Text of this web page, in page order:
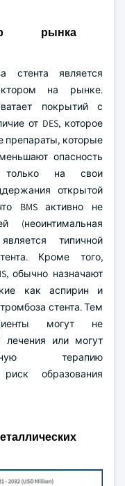
рынка
стента является
на рынке.
покрытий с
от DES, которое
препараты, которые
опасность
только на свои
открытой
BMS активно не
(неоинтимальная
типичной
Кроме того,
обычно назначают
как аспирин и
стента. Тем
могут не
лечения или могут
терапию
образования